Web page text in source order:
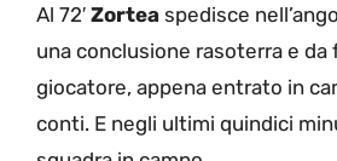
Al 72′ Zortea spedisce
una conclusione rasoterra e da
giocatore, appena entrato in
conti. E negli ultimi quindici